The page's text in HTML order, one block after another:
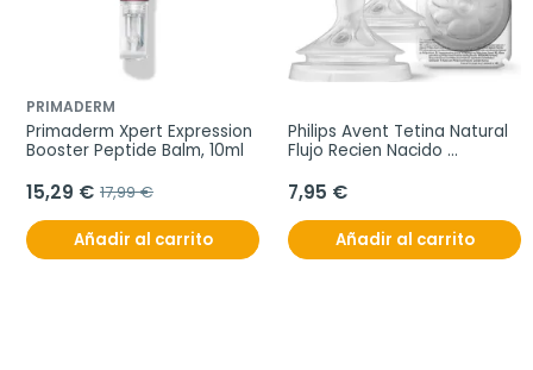
PRIMADERM
Primaderm Xpert Expression
Booster Peptide Balm, 10ml
15,29 € 17,99 €
Añadir al carrito
Philips Avent Tetina Natural
Flujo Recien Nacido
7,95 €
Añadir al carrito